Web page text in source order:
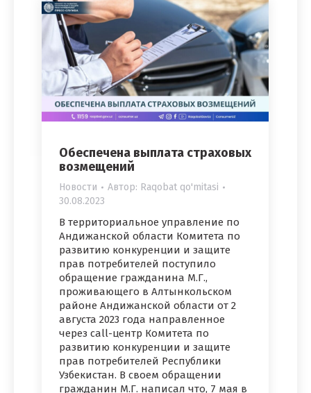
Обеспечена выплата страховых
возмещений
Новости Автор: Raqobat qo'mitasi
30.08.2023
В территориальное управление по
Андижанской области Комитета по
развитию конкуренции и защите
прав потребителей поступило
обращение гражданина М.Г.,
проживающего в Алтынкольском
районе Андижанской области от 2
августа 2023 года направленное
через call-центр Комитета по
развитию конкуренции и защите
прав потребителей Республики
Узбекистан. В своем обращении
гражданин М.Г. написал что, 7 мая в